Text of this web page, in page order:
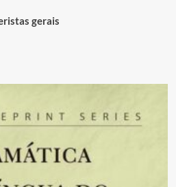
gerais